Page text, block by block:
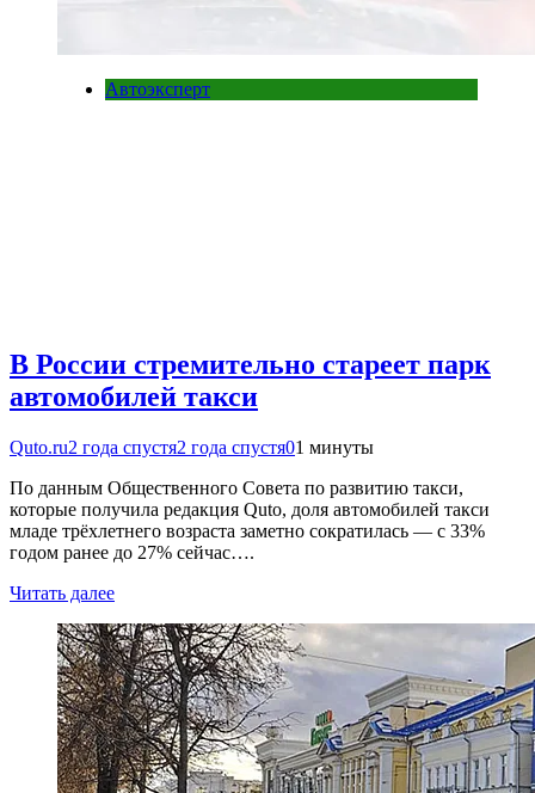
Автоэксперт
В России стремительно стареет парк
автомобилей такси
Quto.ru2 года спустя2 года спустя01 минуты
По данным Общественного Совета по развитию такси,
которые получила редакция Quto, доля автомобилей такси
младе трёхлетнего возраста заметно сократилась — с 33%
годом ранее до 27% сейчас….
Читать далее